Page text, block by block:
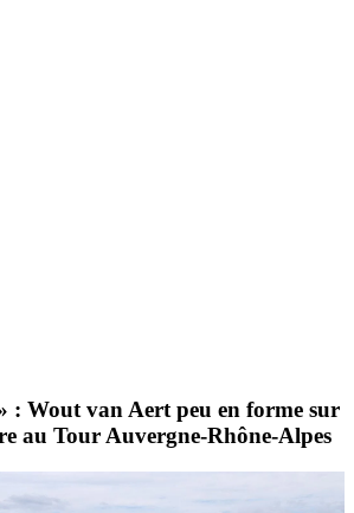
: Wout van Aert peu en forme sur
au Tour Auvergne-Rhône-Alpes